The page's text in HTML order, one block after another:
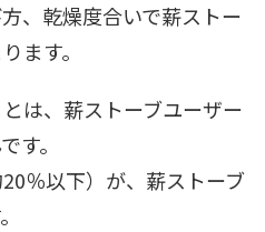
、乾燥度合いで薪ストー
ます。
は、薪ストーブユーザー
す。
％以下）が、薪ストーブ